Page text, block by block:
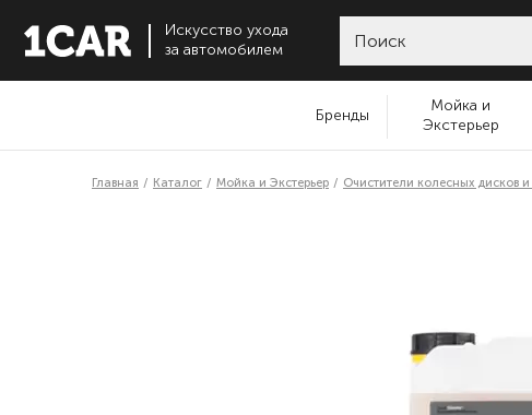
Искусство ухода
за автомобилем
Бренды
Мойка и
Экстерьер
Главная Каталог Мойка и Экстерьер Очистители колесных дисков